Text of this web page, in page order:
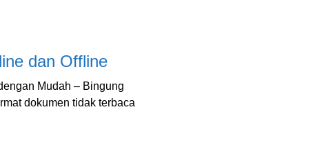
dan Offline
Mudah – Bingung
dokumen tidak terbaca